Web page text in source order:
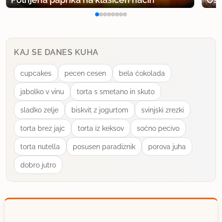
KAJ SE DANES KUHA
cupcakes pecen cesen bela ćokolada
jabolko v vinu torta s smetano in skuto
sladko zelje biskvit z jogurtom svinjski zrezki
torta brez jajc torta iz keksov soćno pecivo
torta nutella posusen paradiznik porova juha
dobro jutro